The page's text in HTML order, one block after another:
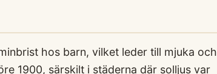
hos barn, vilket leder till mjuka och
1900, särskilt i städerna där solljus var